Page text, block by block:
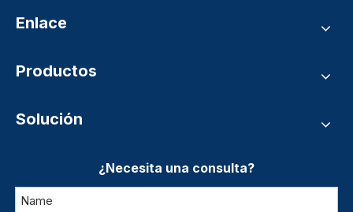
Enlace
Productos
Solución
¿Necesita una consulta?